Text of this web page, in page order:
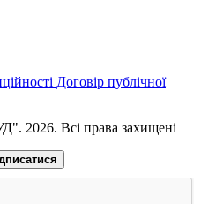
Договір публічної
Всі права захищені